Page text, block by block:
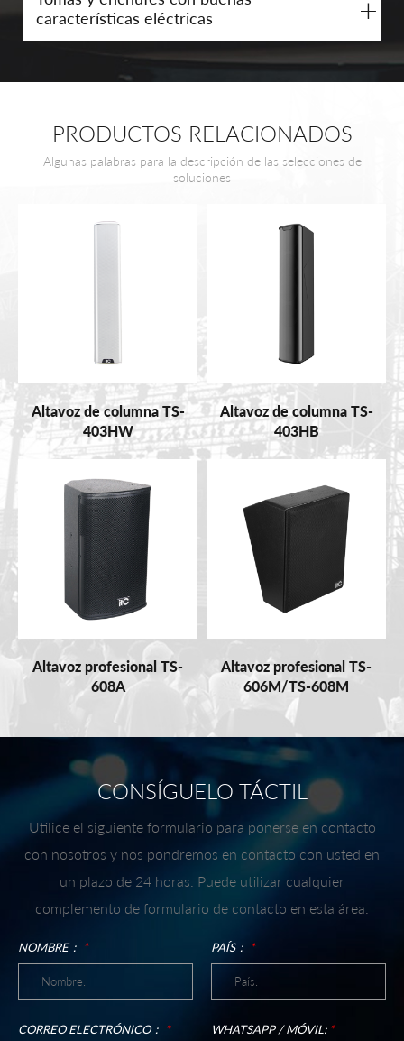
características eléctricas
+
PRODUCTOS RELACIONADOS
Algunas palabras para la descripción de las selecciones de
soluciones
Altavoz de columna TS-
403HW
Altavoz de columna TS-
403HB
Altavoz profesional TS-
608A
Altavoz profesional TS-
606M/TS-608M
CONSÍGUELO TÁCTIL
Utilice el siguiente formulario para ponerse en contacto
con nosotros y nos pondremos en contacto con usted en
un plazo de 24 horas. Puede utilizar cualquier
complemento de formulario de contacto en esta área.
NOMBRE： * PAÍS： *
CORREO ELECTRÓNICO： * WHATSAPP / MÓVIL: *